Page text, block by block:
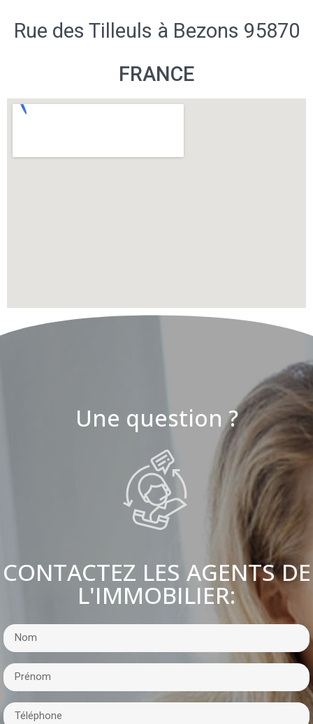
Rue des Tilleuls à Bezons 95870
FRANCE
Une question ?
CONTACTEZ LES AGENTS DE
L'IMMOBILIER: